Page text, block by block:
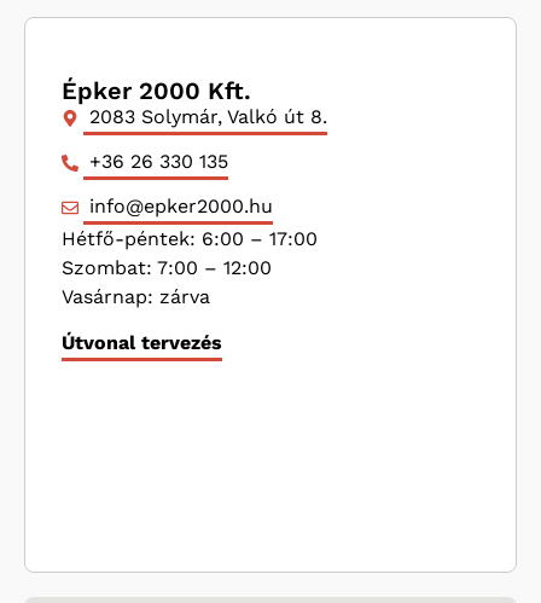
Épker 2000 Kft.
2083 Solymár, Valkó út 8.
+36 26 330 135
info@epker2000.hu
Hétfő-péntek: 6:00 – 17:00
Szombat: 7:00 – 12:00
Vasárnap: zárva
Útvonal tervezés